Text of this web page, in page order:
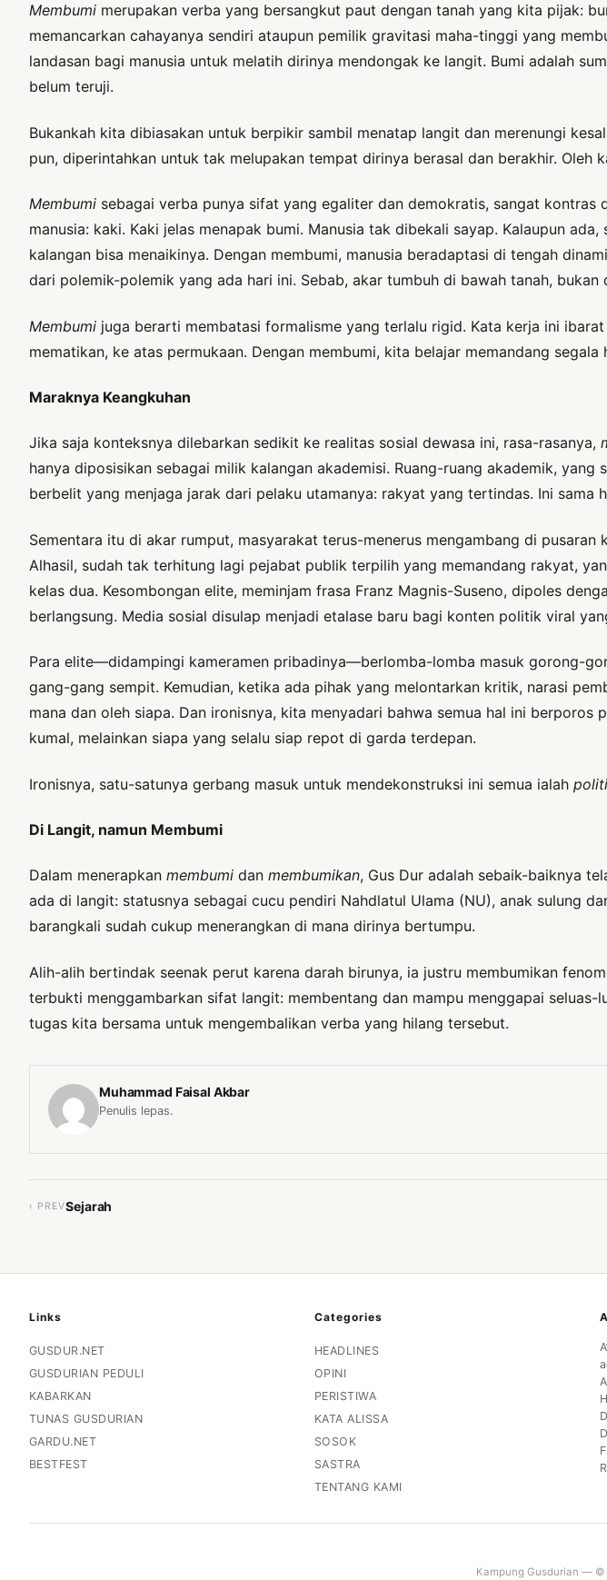
Membumi merupakan verba yang bersangkut paut dengan tanah yang kita pijak:
memancarkan cahayanya sendiri ataupun pemilik gravitasi maha-tinggi yang
landasan bagi manusia untuk melatih dirinya mendongak ke langit. Bumi adalah
belum teruji.
Bukankah kita dibiasakan untuk berpikir sambil menatap langit dan merenungi
pun, diperintahkan untuk tak melupakan tempat dirinya berasal dan berakhir.
Membumi sebagai verba punya sifat yang egaliter dan demokratis, sangat kontras
manusia: kaki. Kaki jelas menapak bumi. Manusia tak dibekali sayap. Kalaupun
kalangan bisa menaikinya. Dengan membumi, manusia beradaptasi di tengah
dari polemik-polemik yang ada hari ini. Sebab, akar tumbuh di bawah tanah, bukan
Membumi juga berarti membatasi formalisme yang terlalu rigid. Kata kerja ini
mematikan, ke atas permukaan. Dengan membumi, kita belajar memandang
Maraknya Keangkuhan
Jika saja konteksnya dilebarkan sedikit ke realitas sosial dewasa ini, rasa-rasanya,
hanya diposisikan sebagai milik kalangan akademisi. Ruang-ruang akademik,
berbelit yang menjaga jarak dari pelaku utamanya: rakyat yang tertindas. Ini
Sementara itu di akar rumput, masyarakat terus-menerus mengambang di
Alhasil, sudah tak terhitung lagi pejabat publik terpilih yang memandang rakyat,
kelas dua. Kesombongan elite, meminjam frasa Franz Magnis-Suseno, dipoles
berlangsung. Media sosial disulap menjadi etalase baru bagi konten politik viral
Para elite—didampingi kameramen pribadinya—berlomba-lomba masuk gorong-
gang-gang sempit. Kemudian, ketika ada pihak yang melontarkan kritik, narasi
mana dan oleh siapa. Dan ironisnya, kita menyadari bahwa semua hal ini berporos
kumal, melainkan siapa yang selalu siap repot di garda terdepan.
Ironisnya, satu-satunya gerbang masuk untuk mendekonstruksi ini semua ialah
Di Langit, namun Membumi
Dalam menerapkan membumi dan membumikan, Gus Dur adalah sebaik-baiknya
ada di langit: statusnya sebagai cucu pendiri Nahdlatul Ulama (NU), anak sulung
barangkali sudah cukup menerangkan di mana dirinya bertumpu.
Alih-alih bertindak seenak perut karena darah birunya, ia justru membumikan
terbukti menggambarkan sifat langit: membentang dan mampu menggapai
tugas kita bersama untuk mengembalikan verba yang hilang tersebut.
Muhammad Faisal Akbar
Penulis lepas.
‹ PREVSejarah
Links
GUSDUR.NET
GUSDURIAN PEDULI
KABARKAN
TUNAS GUSDURIAN
GARDU.NET
BESTFEST
Categories
HEADLINES
OPINI
PERISTIWA
KATA ALISSA
SOSOK
SASTRA
TENTANG KAMI
Kampung Gusdurian — ©